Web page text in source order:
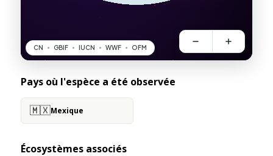
Pays où l'espèce a été observée
🇲🇽Mexique
Écosystèmes associés